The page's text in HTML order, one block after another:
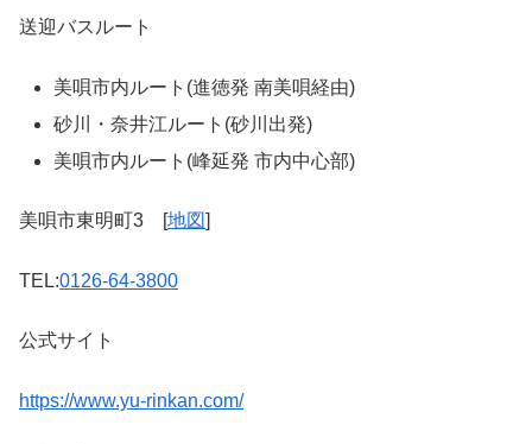
送迎バスルート
美唄市内ルート(進徳発 南美唄経由)
砂川・奈井江ルート(砂川出発)
美唄市内ルート(峰延発 市内中心部)
美唄市東明町3 [地図]
TEL:0126-64-3800
公式サイト
https://www.yu-rinkan.com/